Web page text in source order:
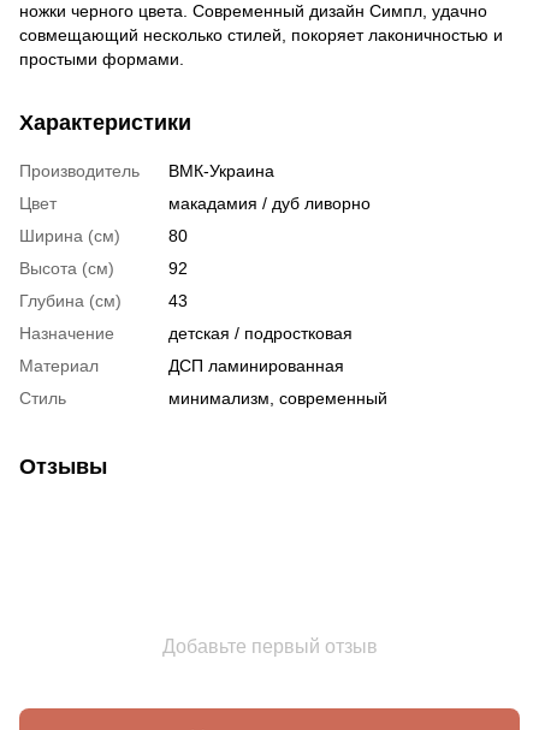
ножки черного цвета. Современный дизайн Симпл, удачно
совмещающий несколько стилей, покоряет лаконичностью и
простыми формами.
Характеристики
Производитель
ВМК-Украина
Цвет
макадамия / дуб ливорно
Ширина (см)
80
Высота (см)
92
Глубина (см)
43
Назначение
детская / подростковая
Материал
ДСП ламинированная
Стиль
минимализм, современный
Отзывы
Добавьте первый отзыв